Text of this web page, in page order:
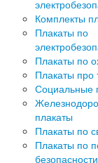
Комплекты
Плакаты по
Плакаты по
Плакаты про
Социальные
плакаты
Плакаты по
Плакаты по
безопасности